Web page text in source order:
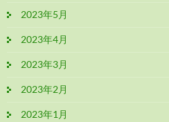
2023年5月
2023年4月
2023年3月
2023年2月
2023年1月